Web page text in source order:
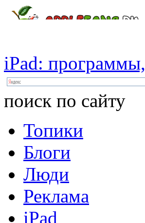
iPad: программы,
поиск по сайту
Топики
Блоги
Люди
Реклама
iPad